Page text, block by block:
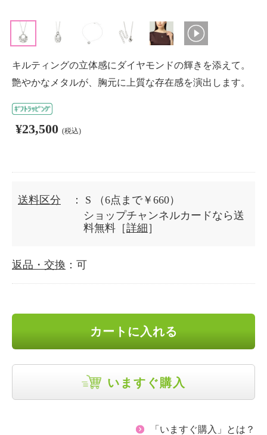
キルティングの立体感にダイヤモンドの輝きを添えて。
艶やかなメタルが、胸元に上質な存在感を演出します。
¥23,500 (税込)
送料区分 ： S
（6点まで￥660）
ショップチャンネルカードなら送
料無料［詳細 ］
返品・交換 ：可
カートに入れる
いますぐ購入
「いますぐ購入」とは？